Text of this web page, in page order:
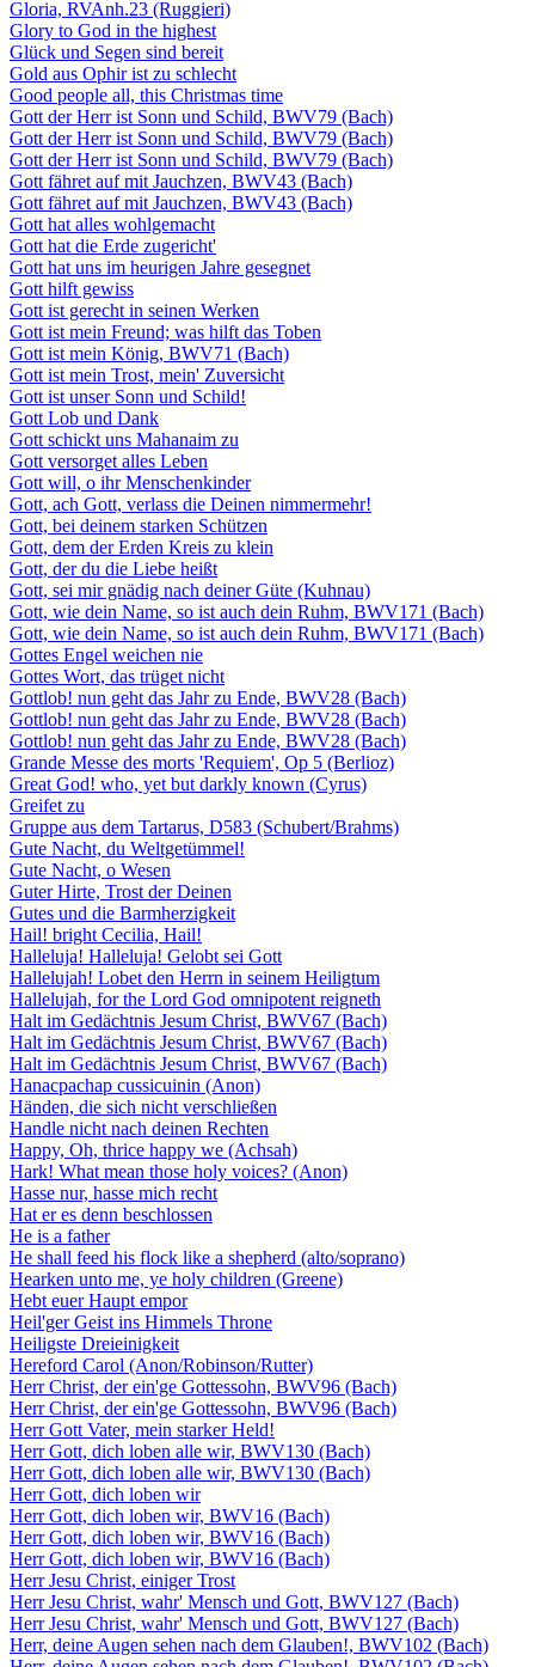
Gloria, RVAnh.23 (Ruggieri)
Glory to God in the highest
Glück und Segen sind bereit
Gold aus Ophir ist zu schlecht
Good people all, this Christmas time
Gott der Herr ist Sonn und Schild, BWV79 (Bach)
Gott der Herr ist Sonn und Schild, BWV79 (Bach)
Gott der Herr ist Sonn und Schild, BWV79 (Bach)
Gott fähret auf mit Jauchzen, BWV43 (Bach)
Gott fähret auf mit Jauchzen, BWV43 (Bach)
Gott hat alles wohlgemacht
Gott hat die Erde zugericht'
Gott hat uns im heurigen Jahre gesegnet
Gott hilft gewiss
Gott ist gerecht in seinen Werken
Gott ist mein Freund; was hilft das Toben
Gott ist mein König, BWV71 (Bach)
Gott ist mein Trost, mein' Zuversicht
Gott ist unser Sonn und Schild!
Gott Lob und Dank
Gott schickt uns Mahanaim zu
Gott versorget alles Leben
Gott will, o ihr Menschenkinder
Gott, ach Gott, verlass die Deinen nimmermehr!
Gott, bei deinem starken Schützen
Gott, dem der Erden Kreis zu klein
Gott, der du die Liebe heißt
Gott, sei mir gnädig nach deiner Güte (Kuhnau)
Gott, wie dein Name, so ist auch dein Ruhm, BWV171 (Bach)
Gott, wie dein Name, so ist auch dein Ruhm, BWV171 (Bach)
Gottes Engel weichen nie
Gottes Wort, das trüget nicht
Gottlob! nun geht das Jahr zu Ende, BWV28 (Bach)
Gottlob! nun geht das Jahr zu Ende, BWV28 (Bach)
Gottlob! nun geht das Jahr zu Ende, BWV28 (Bach)
Grande Messe des morts 'Requiem', Op 5 (Berlioz)
Great God! who, yet but darkly known (Cyrus)
Greifet zu
Gruppe aus dem Tartarus, D583 (Schubert/Brahms)
Gute Nacht, du Weltgetümmel!
Gute Nacht, o Wesen
Guter Hirte, Trost der Deinen
Gutes und die Barmherzigkeit
Hail! bright Cecilia, Hail!
Halleluja! Halleluja! Gelobt sei Gott
Hallelujah! Lobet den Herrn in seinem Heiligtum
Hallelujah, for the Lord God omnipotent reigneth
Halt im Gedächtnis Jesum Christ, BWV67 (Bach)
Halt im Gedächtnis Jesum Christ, BWV67 (Bach)
Halt im Gedächtnis Jesum Christ, BWV67 (Bach)
Hanacpachap cussicuinin (Anon)
Händen, die sich nicht verschließen
Handle nicht nach deinen Rechten
Happy, Oh, thrice happy we (Achsah)
Hark! What mean those holy voices? (Anon)
Hasse nur, hasse mich recht
Hat er es denn beschlossen
He is a father
He shall feed his flock like a shepherd (alto/soprano)
Hearken unto me, ye holy children (Greene)
Hebt euer Haupt empor
Heil'ger Geist ins Himmels Throne
Heiligste Dreieinigkeit
Hereford Carol (Anon/Robinson/Rutter)
Herr Christ, der ein'ge Gottessohn, BWV96 (Bach)
Herr Christ, der ein'ge Gottessohn, BWV96 (Bach)
Herr Gott Vater, mein starker Held!
Herr Gott, dich loben alle wir, BWV130 (Bach)
Herr Gott, dich loben alle wir, BWV130 (Bach)
Herr Gott, dich loben wir
Herr Gott, dich loben wir, BWV16 (Bach)
Herr Gott, dich loben wir, BWV16 (Bach)
Herr Gott, dich loben wir, BWV16 (Bach)
Herr Jesu Christ, einiger Trost
Herr Jesu Christ, wahr' Mensch und Gott, BWV127 (Bach)
Herr Jesu Christ, wahr' Mensch und Gott, BWV127 (Bach)
Herr, deine Augen sehen nach dem Glauben!, BWV102 (Bach)